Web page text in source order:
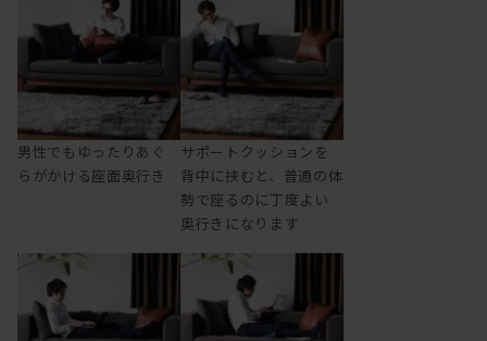
男性でもゆったりあぐ
らがかける座面奥行き
サポートクッションを
背中に挟むと、普通の体
勢で座るのに丁度よい
奥行きになります